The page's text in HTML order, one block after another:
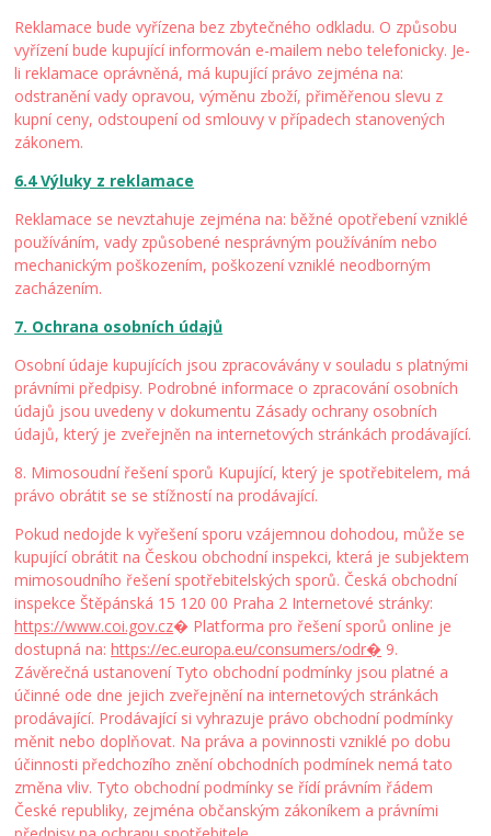
Reklamace bude vyřízena bez zbytečného odkladu. O způsobu
vyřízení bude kupující informován e-mailem nebo telefonicky. Je-
li reklamace oprávněná, má kupující právo zejména na:
odstranění vady opravou, výměnu zboží, přiměřenou slevu z
kupní ceny, odstoupení od smlouvy v případech stanovených
zákonem.
6.4 Výluky z reklamace
Reklamace se nevztahuje zejména na: běžné opotřebení vzniklé
používáním, vady způsobené nesprávným používáním nebo
mechanickým poškozením, poškození vzniklé neodborným
zacházením.
7. Ochrana osobních údajů
Osobní údaje kupujících jsou zpracovávány v souladu s platnými
právními předpisy. Podrobné informace o zpracování osobních
údajů jsou uvedeny v dokumentu Zásady ochrany osobních
údajů, který je zveřejněn na internetových stránkách prodávající.
8. Mimosoudní řešení sporů Kupující, který je spotřebitelem, má
právo obrátit se se stížností na prodávající.
Pokud nedojde k vyřešení sporu vzájemnou dohodou, může se
kupující obrátit na Českou obchodní inspekci, která je subjektem
mimosoudního řešení spotřebitelských sporů. Česká obchodní
inspekce Štěpánská 15 120 00 Praha 2 Internetové stránky:
https://www.coi.gov.cz⁠� Platforma pro řešení sporů online je
dostupná na:https://ec.europa.eu/consumers/odr⁠� 9.
Závěrečná ustanovení Tyto obchodní podmínky jsou platné a
účinné ode dne jejich zveřejnění na internetových stránkách
prodávající. Prodávající si vyhrazuje právo obchodní podmínky
měnit nebo doplňovat. Na práva a povinnosti vzniklé po dobu
účinnosti předchozího znění obchodních podmínek nemá tato
změna vliv. Tyto obchodní podmínky se řídí právním řádem
České republiky, zejména občanským zákoníkem a právními